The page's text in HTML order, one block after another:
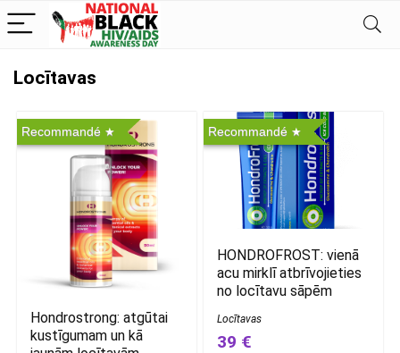
Locītavas
Recommandé
Hondrostrong: atgūtai
kustīgumam un kā
Recommandé
HONDROFROST: vienā
acu mirklī atbrīvojieties
no locītavu sāpēm
Locītavas
39 €